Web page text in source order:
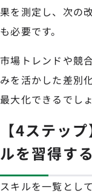
果を測定し、次の
も必要です。
市場トレンドや競
みを活かした差別
最大化できるでしょ
【4ステッ
ルを習得す
スキルを一覧とし